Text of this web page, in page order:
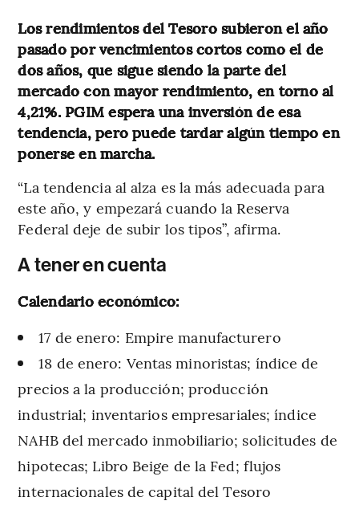
Los rendimientos del Tesoro subieron el año
pasado por vencimientos cortos como el de
dos años, que sigue siendo la parte del
mercado con mayor rendimiento, en torno al
4,21%. PGIM espera una inversión de esa
tendencia, pero puede tardar algún tiempo en
ponerse en marcha.
“La tendencia al alza es la más adecuada para
este año, y empezará cuando la Reserva
Federal deje de subir los tipos”, afirma.
A tener en cuenta
Calendario económico:
17 de enero: Empire manufacturero
18 de enero: Ventas minoristas; índice de
precios a la producción; producción
industrial; inventarios empresariales; índice
NAHB del mercado inmobiliario; solicitudes de
hipotecas; Libro Beige de la Fed; flujos
internacionales de capital del Tesoro